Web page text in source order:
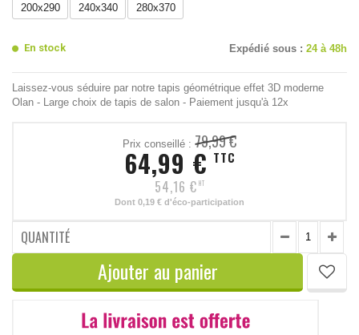
200x290
240x340 280x370
En stock Expédié sous : 24 à 48h
Laissez-vous séduire par notre tapis géométrique effet 3D moderne
Olan - Large choix de tapis de salon - Paiement jusqu'à 12x
Prix conseillé : 79,99 €
64,99 € TTC
54,16 € HT
Dont 0,19 € d'éco-participation
QUANTITÉ
Ajouter au panier